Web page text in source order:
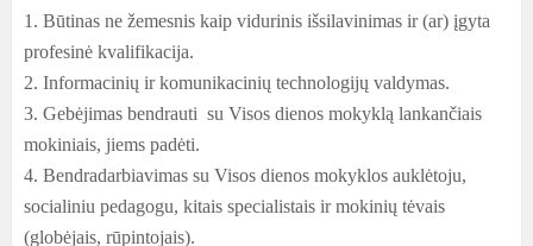
1. Būtinas ne žemesnis kaip vidurinis išsilavinimas ir (ar) įgyta
profesinė kvalifikacija.
2. Informacinių ir komunikacinių technologijų valdymas.
3. Gebėjimas bendrauti su Visos dienos mokyklą lankančiais
mokiniais, jiems padėti.
4. Bendradarbiavimas su Visos dienos mokyklos auklėtoju,
socialiniu pedagogu, kitais specialistais ir mokinių tėvais
(globėjais, rūpintojais).